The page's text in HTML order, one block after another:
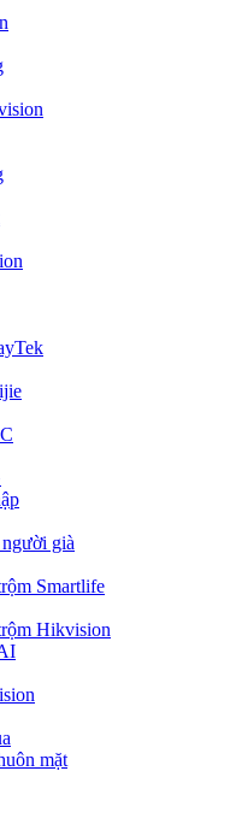
già
Smartlife
Hikvision
mặt